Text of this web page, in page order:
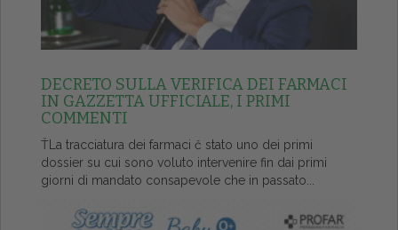
DECRETO SULLA VERIFICA DEI FARMACI
IN GAZZETTA UFFICIALE, I PRIMI
COMMENTI
ŤLa tracciatura dei farmaci č stato uno dei primi
dossier su cui sono voluto intervenire fin dai primi
giorni di mandato consapevole che in passato...